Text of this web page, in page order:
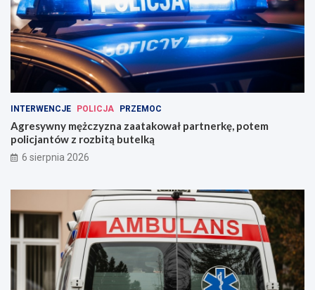
INTERWENCJE POLICJA PRZEMOC
Agresywny mężczyzna zaatakował partnerkę, potem
policjantów z rozbitą butelką
6 sierpnia 2026